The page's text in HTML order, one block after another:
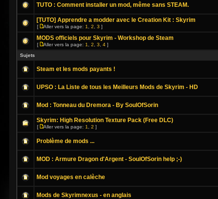
TUTO : Comment installer un mod, même sans STEAM.
[TUTO] Apprendre a modder avec le Creation Kit : Skyrim
[ Aller vers la page: 1 2 3 ]
MODS officiels pour Skyrim - Workshop de Steam
[ Aller vers la page: 1 2 3 4 ]
Sujets
Steam et les mods payants !
UPSO : La Liste de tous les Meilleurs Mods de Skyrim - HD
Mod : Tonneau du Dremora - By SoulOfSorin
Skyrim: High Resolution Texture Pack (Free DLC)
[ Aller vers la page: 1 2 ]
Problème de mods ...
MOD : Armure Dragon d'Argent - SoulOfSorin help ;-)
Mod voyages en calèche
Mods de Skyrimnexus - en anglais